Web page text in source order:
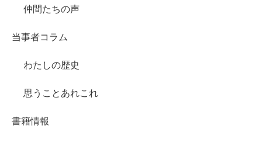
仲間たちの声
当事者コラム
わたしの歴史
思うことあれこれ
書籍情報